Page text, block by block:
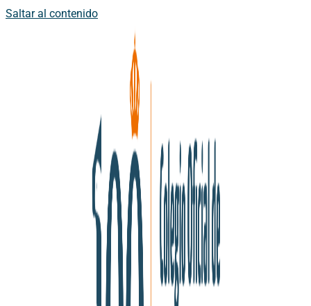
Saltar al contenido